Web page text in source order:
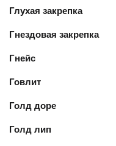
Глухая закрепка
Гнездовая закрепка
Гнейс
Говлит
Голд доре
Голд лип